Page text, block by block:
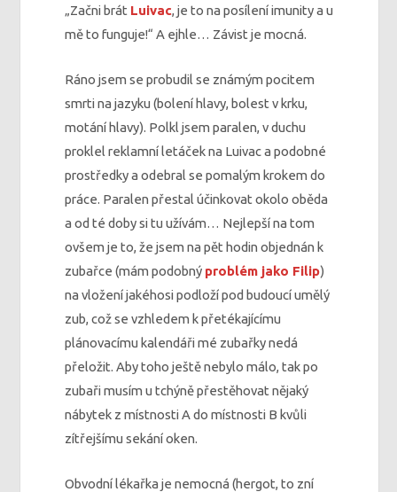
„Začni brát Luivac, je to na posílení imunity a u
mě to funguje!“ A ejhle… Závist je mocná.
Ráno jsem se probudil se známým pocitem
smrti na jazyku (bolení hlavy, bolest v krku,
motání hlavy). Polkl jsem paralen, v duchu
proklel reklamní letáček na Luivac a podobné
prostředky a odebral se pomalým krokem do
práce. Paralen přestal účinkovat okolo oběda
a od té doby si tu užívám… Nejlepší na tom
ovšem je to, že jsem na pět hodin objednán k
zubařce (mám podobný problém jako Filip)
na vložení jakéhosi podloží pod budoucí umělý
zub, což se vzhledem k přetékajícímu
plánovacímu kalendáři mé zubařky nedá
přeložit. Aby toho ještě nebylo málo, tak po
zubaři musím u tchýně přestěhovat nějaký
nábytek z místnosti A do místnosti B kvůli
zítřejšímu sekání oken.
Obvodní lékařka je nemocná (hergot, to zní